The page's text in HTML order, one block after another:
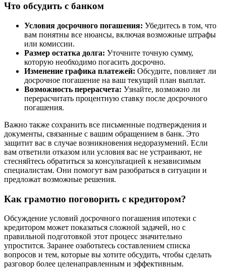
Что обсудить с банком
Условия досрочного погашения: Убедитесь в том, что
вам понятны все нюансы, включая возможные штрафы
или комиссии.
Размер остатка долга: Уточните точную сумму,
которую необходимо погасить досрочно.
Изменение графика платежей: Обсудите, повлияет ли
досрочное погашение на ваш текущий план выплат.
Возможность перерасчета: Узнайте, возможно ли
перерасчитать процентную ставку после досрочного
погашения.
Важно также сохранить все письменные подтверждения и
документы, связанные с вашим обращением в банк. Это
защитит вас в случае возникновения недоразумений. Если
вам ответили отказом или условия вас не устраивают, не
стесняйтесь обратиться за консультацией к независимым
специалистам. Они помогут вам разобраться в ситуации и
предложат возможные решения.
Как грамотно поговорить с кредитором?
Обсуждение условий досрочного погашения ипотеки с
кредитором может показаться сложной задачей, но с
правильной подготовкой этот процесс значительно
упростится. Заранее озаботьтесь составлением списка
вопросов и тем, которые вы хотите обсудить, чтобы сделать
разговор более целенаправленным и эффективным.